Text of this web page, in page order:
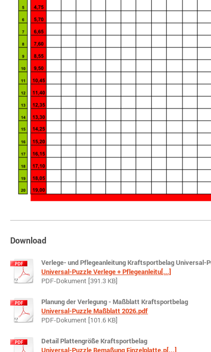
Download
Verlege- und Pflegeanleitung Kraftsportbelag Universal-
Universal-Puzzle Verlege + Pflegeanleitu[...]
PDF-Dokument [391.3 KB]
Planung der Verlegung - Maßblatt Kraftsportbelag
Universal-Puzzle Maßblatt 2026.pdf
PDF-Dokument [101.6 KB]
Detail Plattengröße Kraftsportbelag
Universal-Puzzle Bemaßung Einzelplatte.p[...]